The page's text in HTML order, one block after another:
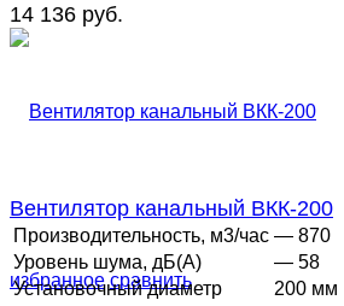
14 136 руб.
избранное сравнить
Вентилятор канальный ВКК-200
Производительность, м3/час — 870
Уровень шума, дБ(А)
— 58
Установочный диаметр
200 мм